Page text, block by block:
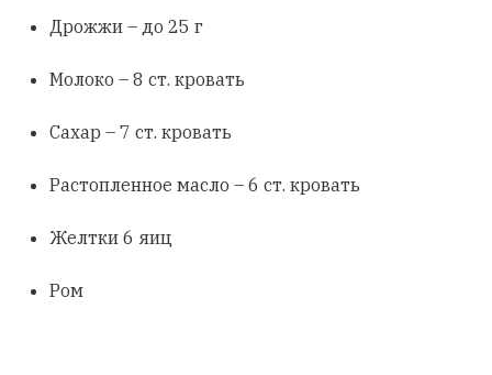
Дрожжи – до 25 г
Молоко – 8 ст. кровать
Сахар – 7 ст. кровать
Растопленное масло – 6 ст. кровать
Желтки 6 яиц
Ром